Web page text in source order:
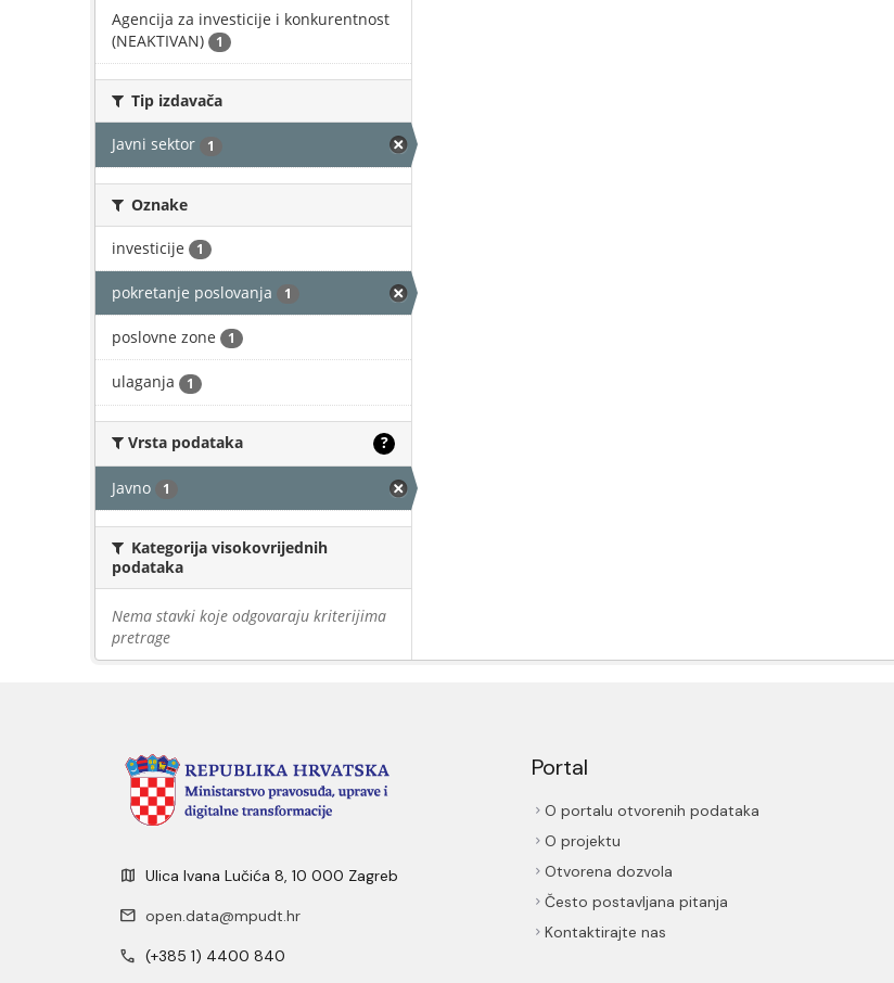
Agencija za investicije i konkurentnost
(NEAKTIVAN)
1
Tip izdavača
Javni sektor 1
Oznake
investicije 1
pokretanje poslovanja 1
poslovne zone 1
ulaganja 1
Vrsta podataka ?
Javno 1
Kategorija visokovrijednih
podataka
Nema stavki koje odgovaraju kriterijima
pretrage